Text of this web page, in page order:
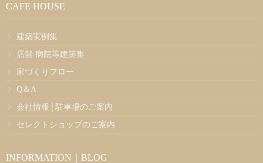
CAFE HOUSE
建築実例集
店舗 病院等建築集
家づくりフロー
Q＆A
会社情報│駐車場のご案内
セレクトショップのご案内
INFORMATION｜BLOG